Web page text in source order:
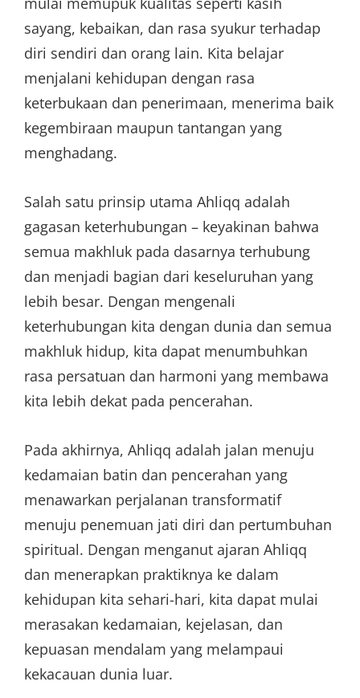
sayang, kebaikan, dan rasa syukur terhadap
diri sendiri dan orang lain. Kita belajar
menjalani kehidupan dengan rasa
keterbukaan dan penerimaan, menerima baik
kegembiraan maupun tantangan yang
menghadang.
Salah satu prinsip utama Ahliqq adalah
gagasan keterhubungan – keyakinan bahwa
semua makhluk pada dasarnya terhubung
dan menjadi bagian dari keseluruhan yang
lebih besar. Dengan mengenali
keterhubungan kita dengan dunia dan semua
makhluk hidup, kita dapat menumbuhkan
rasa persatuan dan harmoni yang membawa
kita lebih dekat pada pencerahan.
Pada akhirnya, Ahliqq adalah jalan menuju
kedamaian batin dan pencerahan yang
menawarkan perjalanan transformatif
menuju penemuan jati diri dan pertumbuhan
spiritual. Dengan menganut ajaran Ahliqq
dan menerapkan praktiknya ke dalam
kehidupan kita sehari-hari, kita dapat mulai
merasakan kedamaian, kejelasan, dan
kepuasan mendalam yang melampaui
kekacauan dunia luar.